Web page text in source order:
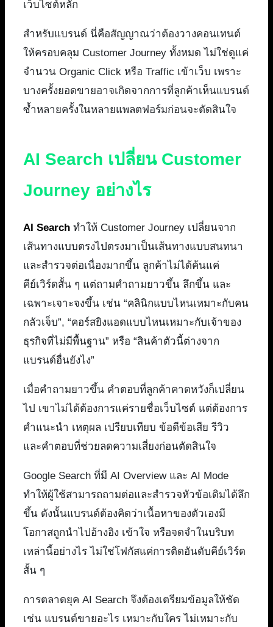
เว็บไซต์หลัก
สำหรับแบรนด์ นี่คือสัญญาณว่าต้องวางคอนเทนต์
ให้ครอบคลุม Customer Journey ทั้งหมด ไม่ใช่ดูแค่
จำนวน Organic Click หรือ Traffic เข้าเว็บ เพราะ
บางครั้งยอดขายอาจเกิดจากการที่ลูกค้าเห็นแบรนด์
ซ้ำหลายครั้งในหลายแพลตฟอร์มก่อนจะตัดสินใจ
AI Search เปลี่ยน Customer
Journey อย่างไร
AI Search ทำให้ Customer Journey เปลี่ยนจาก
เส้นทางแบบตรงไปตรงมาเป็นเส้นทางแบบสนทนา
และสำรวจต่อเนื่องมากขึ้น ลูกค้าไม่ได้ค้นแค่
คีย์เวิร์ดสั้น ๆ แต่ถามคำถามยาวขึ้น ลึกขึ้น และ
เฉพาะเจาะจงขึ้น เช่น “คลินิกแบบไหนเหมาะกับคน
กลัวเจ็บ”, “คอร์สยิงแอดแบบไหนเหมาะกับเจ้าของ
ธุรกิจที่ไม่มีพื้นฐาน” หรือ “สินค้าตัวนี้ต่างจาก
แบรนด์อื่นยังไง”
เมื่อคำถามยาวขึ้น คำตอบที่ลูกค้าคาดหวังก็เปลี่ยน
ไป เขาไม่ได้ต้องการแค่รายชื่อเว็บไซต์ แต่ต้องการ
คำแนะนำ เหตุผล เปรียบเทียบ ข้อดีข้อเสีย รีวิว
และคำตอบที่ช่วยลดความเสี่ยงก่อนตัดสินใจ
Google Search ที่มี AI Overview และ AI Mode
ทำให้ผู้ใช้สามารถถามต่อและสำรวจหัวข้อเดิมได้ลึก
ขึ้น ดังนั้นแบรนด์ต้องคิดว่าเนื้อหาของตัวเองมี
โอกาสถูกนำไปอ้างอิง เข้าใจ หรือจดจำในบริบท
เหล่านี้อย่างไร ไม่ใช่โฟกัสแค่การติดอันดับคีย์เวิร์ด
สั้น ๆ
การตลาดยุค AI Search จึงต้องเตรียมข้อมูลให้ชัด
เช่น แบรนด์ขายอะไร เหมาะกับใคร ไม่เหมาะกับ